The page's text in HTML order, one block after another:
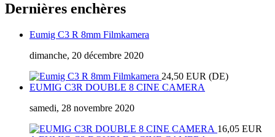
Dernières enchères
Eumig C3 R 8mm Filmkamera
dimanche, 20 décembre 2020
24,50 EUR (DE)
EUMIG C3R DOUBLE 8 CINE CAMERA
samedi, 28 novembre 2020
16,05 EUR